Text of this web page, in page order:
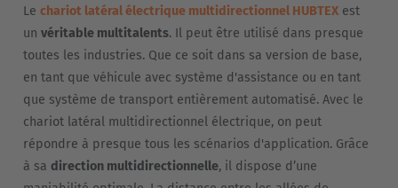
Česká republika
Cesko
Deutschland
Deutsch
España
Le chariot latéral électrique multidirectionnel HUBTEX est
un véritable multitalents. Il peut être utilisé dans presque
toutes les industries. Que ce soit dans sa version de base,
en tant que véhicule avec système d'assistance ou en tant
que système de transport entièrement automatisé. Avec le
chariot latéral multidirectionnel électrique, on peut
répondre à presque tous les scénarios d'application. Grâce
à sa direction multidirectionnelle, il dispose d’une